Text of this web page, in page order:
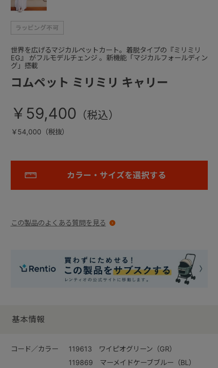
コムペット ミリミリ キャリー
世界を広げるマジカルペットカート。着脱タイプの『ミリミリ
EG』 がフルモデルチェンジ 。新機能「マジカルフォールディン
グ」搭載
￥59,400
￥54,000（税抜）
カラー・サイズを選択する
この製品のよくある質問を見る
基本情報
コード／カラー
119613 ワイピオグリーン（GR）
119869 マーメイドケーブブルー（BL）